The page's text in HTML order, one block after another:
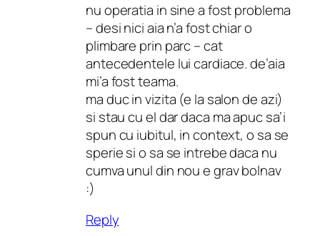
nu operatia in sine a fost problema
– desi nici aia n’a fost chiar o
plimbare prin parc – cat
antecedentele lui cardiace. de’aia
mi’a fost teama.
ma duc in vizita (e la salon de azi)
si stau cu el dar daca ma apuc sa’i
spun cu iubitul, in context, o sa se
sperie si o sa se intrebe daca nu
cumva unul din nou e grav bolnav
:)
Reply